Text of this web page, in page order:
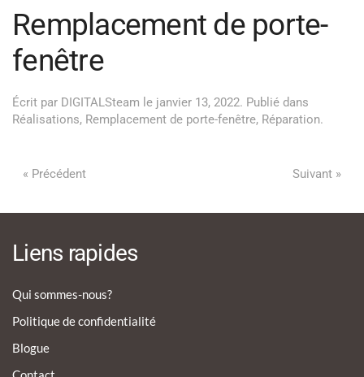
Remplacement de porte-
fenêtre
Écrit par DIGITALSteam le janvier 13, 2022. Publié dans
Réalisations, Remplacement de porte-fenêtre, Réparation.
« Précédent Suivant »
Liens rapides
Qui sommes-nous?
Politique de confidentialité
Blogue